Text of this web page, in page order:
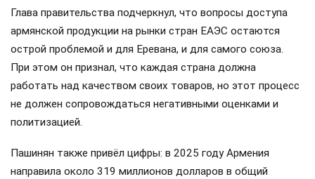
Глава правительства подчеркнул, что вопросы доступа
армянской продукции на рынки стран ЕАЭС остаются
острой проблемой и для Еревана, и для самого союза.
При этом он признал, что каждая страна должна
работать над качеством своих товаров, но этот процесс
не должен сопровождаться негативными оценками и
политизацией.
Пашинян также привёл цифры: в 2025 году Армения
направила около 319 миллионов долларов в общий